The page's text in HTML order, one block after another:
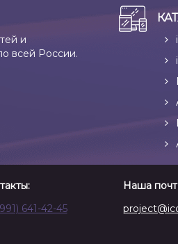
и
всей России.
641-42-45
Наша